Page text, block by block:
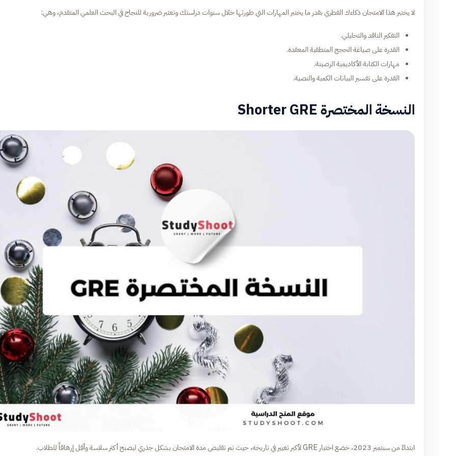
لا يختبر هذا الامتحان ذكاءك الفطري بقدر ما يختبر المهارات التي طورتها خلال سنوات دراستك وتعتبر ضرورية للنجاح في البحث العلمي المتقدم، وهي:
التفكير الناقد والتحليلي.
القدرة على صياغة الحجج المنطقية المعقدة.
مهارات الكتابة الأكاديمية الرصينة.
القدرة على تفسير البيانات الكمية والنصية.
النسخة المختصرة Shorter GRE
ابتداءً من سبتمبر 2023، خضع اختبار GRE لأكبر تغيير في تاريخه، حيث تم تقليص مدة الامتحان بشكل جذري ليصبح أكثر سلاسة وأقل إرهاقاً للطلاب.